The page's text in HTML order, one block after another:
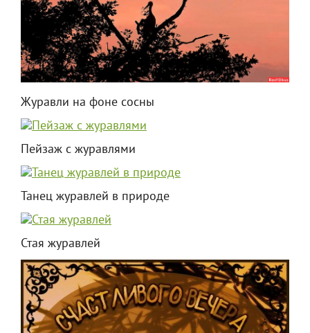
Журавли на фоне сосны
Пейзаж с журавлями
Танец журавлей в природе
Стая журавлей